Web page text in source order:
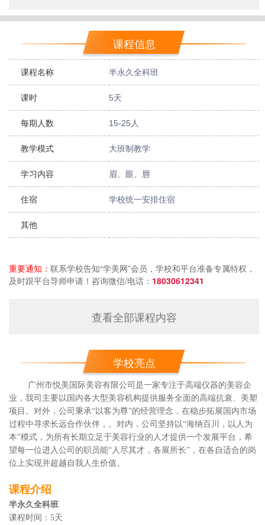
课程信息
课程名称 半永久全科班
课时 5天
每期人数 15-25人
教学模式 大班制教学
学习内容 眉、眼、唇
住宿 学校统一安排住宿
其他
重要通知： 联系学校告知“学美网”会员，学校和平台准备专属特权，
及时跟平台导师申请！咨询微信/电话： 18030612341
查看全部课程内容
学校亮点
广州市悦美国际美容有限公司是一家专注于高端仪器的美容企
业，我司主要以国内各大型美容机构提供服务全面的高端抗衰、美塑
项目。对外，公司秉承“以客为尊”的经营理念，在稳步拓展国内市场
过程中寻求长远合作伙伴，。对内，公司坚持以“海纳百川，以人为
本”模式，为所有长期立足于美容行业的人才提供一个发展平台，希
望每一位进入公司的职员能“人尽其才，各展所长”，在各自适合的岗
位上实现并超越自我人生价值。
课程介绍
半永久全科班
课程时间：5天